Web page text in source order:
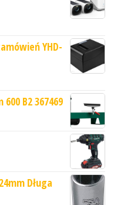
YHD-
B2 367469
Długa